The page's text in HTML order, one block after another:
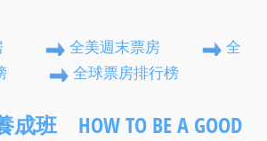
全美週末票房
全
全球票房排行榜
班 HOW TO BE A GOOD